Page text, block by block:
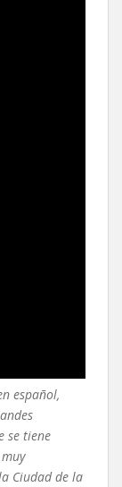
español,
se tiene
Ciudad de la